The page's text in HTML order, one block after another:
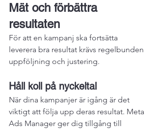
Mät och förbättra
resultaten
För att en kampanj ska fortsätta
leverera bra resultat krävs regelbunden
uppföljning och justering.
Håll koll på nyckeltal
När dina kampanjer är igång är det
viktigt att följa upp deras resultat. Meta
Ads Manager ger dig tillgång till